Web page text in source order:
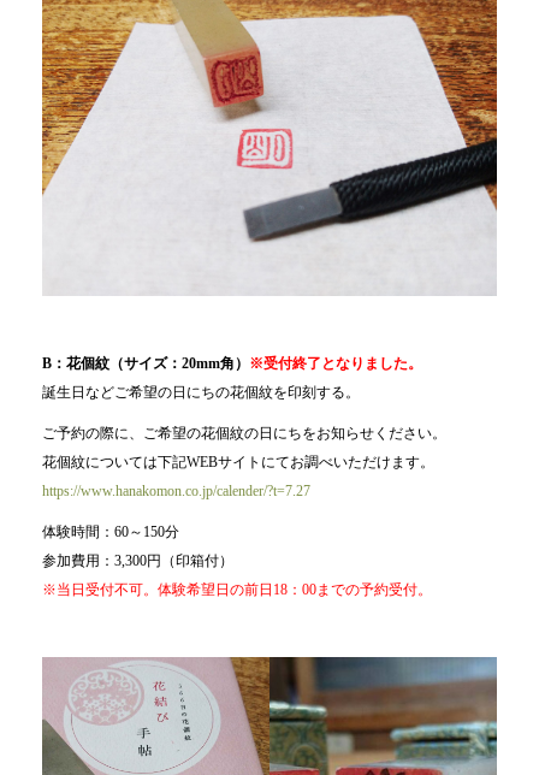
B：花個紋（サイズ：20mm角） ※受付終了となりました。
誕生日などご希望の日にちの花個紋を印刻する。
ご予約の際に、ご希望の花個紋の日にちをお知らせください。
花個紋については下記WEBサイトにてお調べいただけます。
https://www.hanakomon.co.jp/calender/?t=7.27
体験時間：60～150分
参加費用：3,300円（印箱付）
※当日受付不可。体験希望日の前日18：00までの予約受付。